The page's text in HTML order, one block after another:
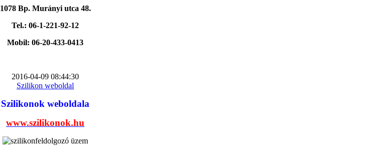
1078 Bp. Murányi utca 48.
Tel.: 06-1-221-92-12
Mobil: 06-20-433-0413
2016-04-09 08:44:30
Szilikon weboldal
Szilikonok weboldala
www.szilikonok.hu